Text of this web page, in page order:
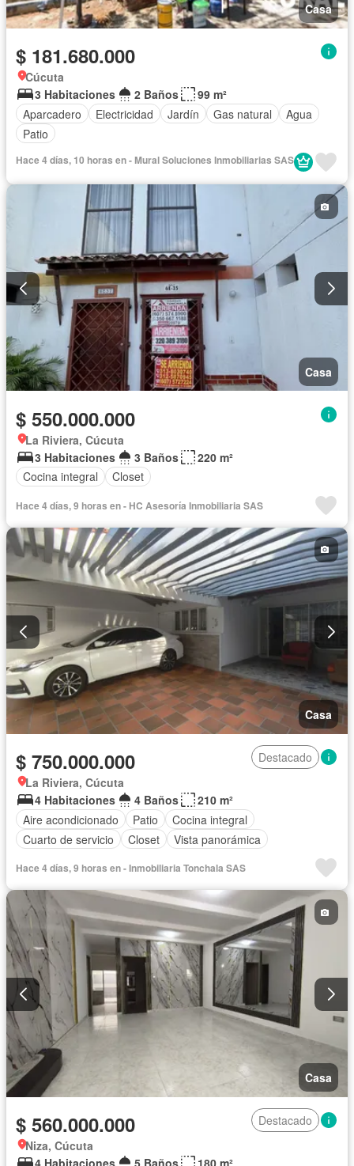
Casa
$ 181.680.000
Cúcuta
3 Habitaciones
2 Baños
99 m²
Aparcadero
Electricidad Jardín Gas natural
Agua
Patio
Hace 4 días, 10 horas en - Mural Soluciones Inmobiliarias SAS
Casa
$ 550.000.000
La Riviera, Cúcuta
3 Habitaciones
3 Baños
220 m²
Cocina integral
Closet
Hace 4 días, 9 horas en - HC Asesoría Inmobiliaria SAS
Casa
$ 750.000.000
Destacado
La Riviera, Cúcuta
4 Habitaciones
4 Baños
210 m²
Aire acondicionado
Patio
Cocina integral
Cuarto de servicio
Closet Vista panorámica
Hace 4 días, 9 horas en - Inmobiliaria Tonchala SAS
Casa
$ 560.000.000
Destacado
Niza, Cúcuta
4 Habitaciones
5 Baños 180 m²